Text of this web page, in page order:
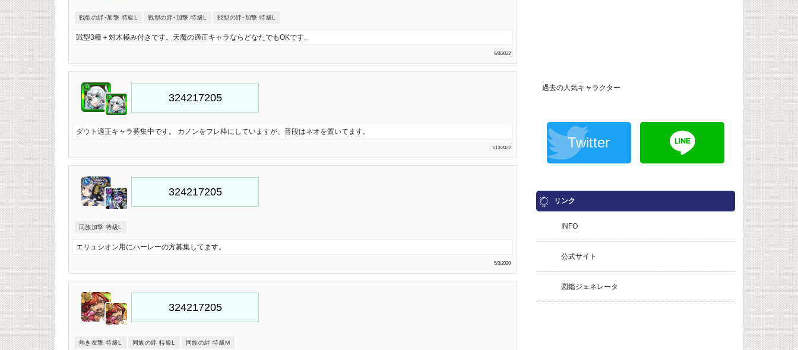
戦型の絆･加撃 特級L 戦型の絆･加撃 特級L 戦型の絆･加撃 特級L
戦型3種＋対木極み付きです。天魔の適正キャラならどなたでもOKです。
9/3/2022
ダウト適正キャラ募集中です。 カノンをフレ枠にしていますが、普段はネオを置いてます。
1/13/2022
同族加撃 特級L
エリュシオン用にハーレーの方募集してます。
5/3/2020
熱き友撃 特級L 同族の絆 特級L 同族の絆 特級M
過去の人気キャラクター
Twitter
リンク
INFO
公式サイト
図鑑ジェネレータ